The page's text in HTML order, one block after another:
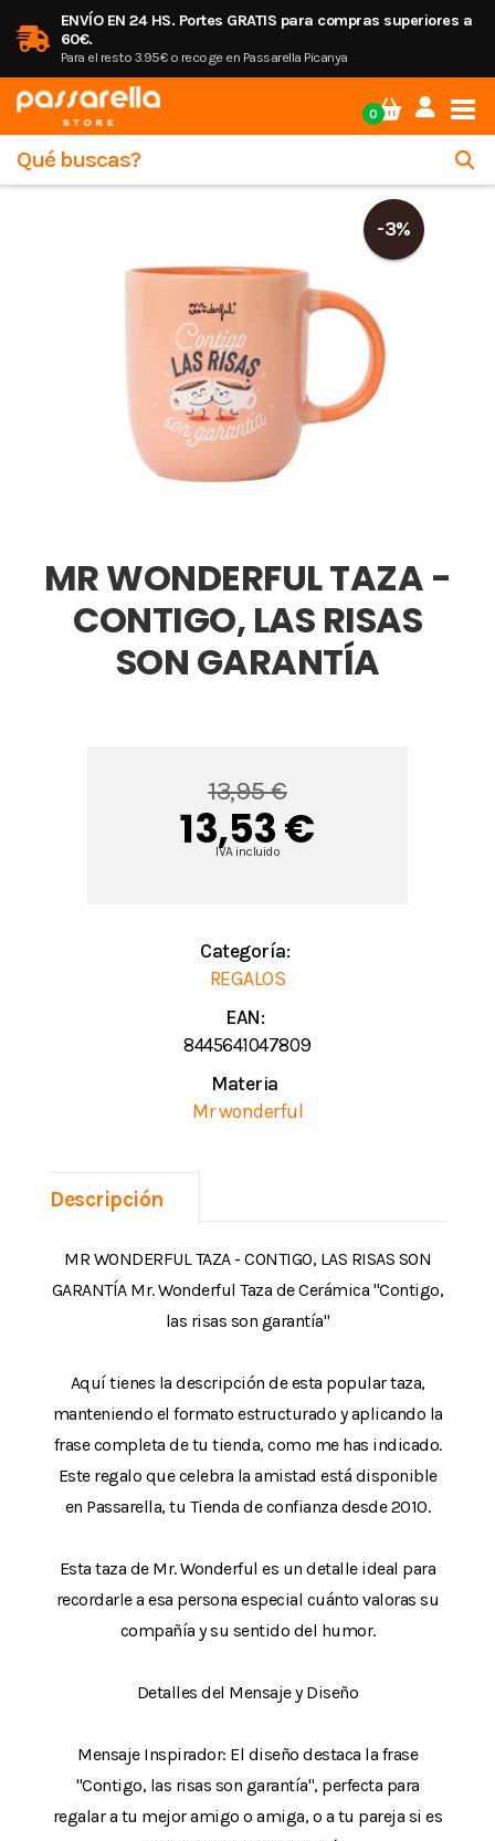
ENVÍO EN 24 HS. Portes GRATIS para compras superiores a
60€.
Para el resto 3.95€ o recoge en Passarella Picanya
0
-3%
MR WONDERFUL TAZA -
CONTIGO, LAS RISAS
SON GARANTÍA
13,95 €
13,53 €
IVA incluido
Categoría:
REGALOS
EAN:
8445641047809
Materia
Mr wonderful
Descripción
MR WONDERFUL TAZA - CONTIGO, LAS RISAS SON
GARANTÍA Mr. Wonderful Taza de Cerámica "Contigo,
las risas son garantía"
Aquí tienes la descripción de esta popular taza,
manteniendo el formato estructurado y aplicando la
frase completa de tu tienda, como me has indicado.
Este regalo que celebra la amistad está disponible
en Passarella, tu Tienda de confianza desde 2010.
Esta taza de Mr. Wonderful es un detalle ideal para
recordarle a esa persona especial cuánto valoras su
compañía y su sentido del humor.
Detalles del Mensaje y Diseño
Mensaje Inspirador: El diseño destaca la frase
"Contigo, las risas son garantía", perfecta para
regalar a tu mejor amigo o amiga, o a tu pareja si es